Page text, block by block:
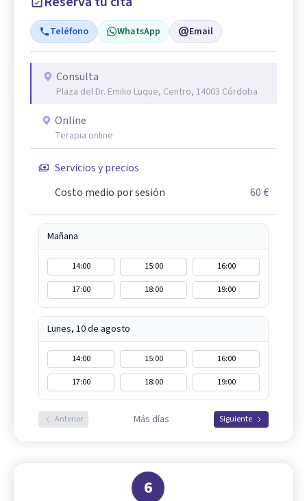
Teléfono WhatsApp Email
Consulta
Plaza del Dr. Emilio Luque, Centro, 14003 Córdoba
Online
Terapia online
Servicios y precios
Costo medio por sesión
60 €
Mañana
14:00 15:00
16:00
17:00
18:00 19:00
Lunes, 10 de agosto
14:00 15:00
16:00
17:00
18:00 19:00
Anterior Más días Siguiente
6